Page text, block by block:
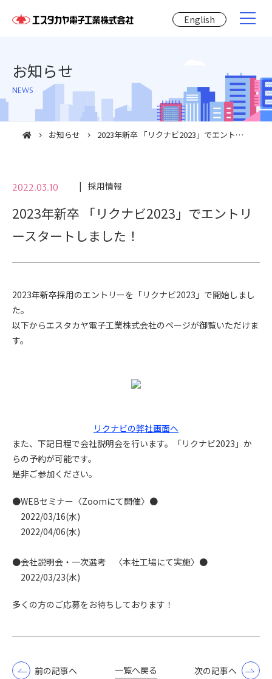
English
お知らせ
NEWS
お知らせ 2023年新卒 「リクナビ2023」でエントリースタートしました！
2022.03.10 採用情報
2023年新卒 「リクナビ2023」でエントリ
ースタートしました！
2023年新卒採用のエントリーを「リクナビ2023」で開始しまし
た。
以下からエスタカヤ電子工業株式会社のページが御覧いただけま
す。
リクナビの弊社画面へ
また、下記日程で会社説明会を行います。「リクナビ2023」か
らの予約が可能です。
是非ご参加ください。
●WEBセミナー〈Zoomにて開催〉●
2022/03/16(水)
2022/04/06(水)
●会社説明会・一次選考 〈本社工場にて実施〉●
2022/03/23(水)
多くの方のご応募をお待ちしております！
前の記事へ 一覧へ戻る 次の記事へ